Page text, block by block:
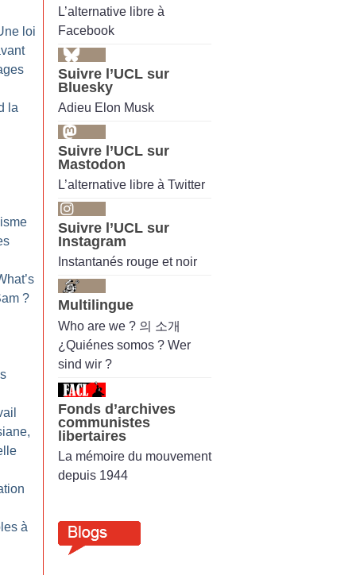
loi
la
?
à
L’alternative libre à
Facebook
Suivre l’UCL sur
Bluesky
Adieu Elon Musk
Suivre l’UCL sur
Mastodon
L’alternative libre à Twitter
Suivre l’UCL sur
Instagram
Instantanés rouge et noir
Multilingue
Who are we ? 의 소개
¿Quiénes somos ? Wer
sind wir ?
Fonds d’archives
communistes
libertaires
La mémoire du mouvement
depuis 1944